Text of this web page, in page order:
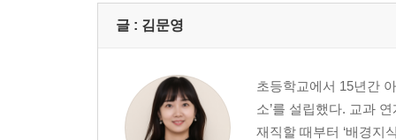
186 독립운동가
5장. 해방 이후
188 8·15 광복
글 : 김문영
초등학교에서 15년간
소’를 설립했다. 교과
재직할 때부터 ‘배경지